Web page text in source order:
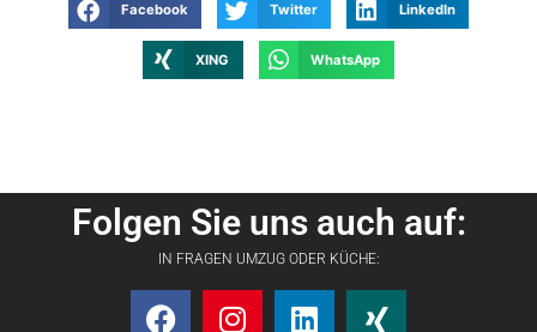
Facebook Twitter LinkedIn
XING WhatsApp
Folgen Sie uns auch auf:
IN FRAGEN UMZUG ODER KÜCHE: